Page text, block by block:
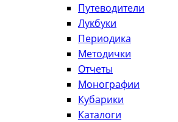
Путеводители
Лукбуки
Периодика
Методички
Отчеты
Монографии
Кубарики
Каталоги